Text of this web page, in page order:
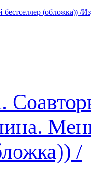
бестселлер (обложка)) /